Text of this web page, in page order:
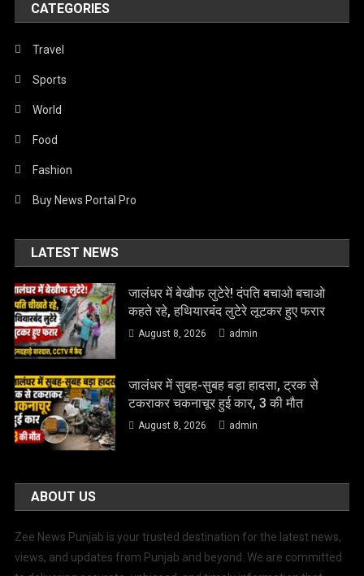
CATEGORIES
Travel
Sports
World
Food
Fashion
Buy News Portal Pro
LATEST NEWS
जालंधर में बेखौफ लुटेरे! दंपति बचाओ बचाओ
कहते रहे, हथियारबंद लुटेरे लूटकर हुए फरार
August 8, 2026 admin
जालंधर में सुबह-सुबह बड़ा हादसा, ट्रक से
टकराकर चकनाचूर हुई कार, 3 की मौत
August 8, 2026 admin
ABOUT US
Zee News Punjab is your trusted destination for the latest news,
views, and updates from Punjab and beyond. We are committed